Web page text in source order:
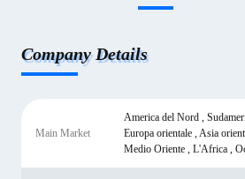
Company Details
Main Market
America del Nord ,
Europa orientale , Asia
Medio Oriente , L'Africa ,